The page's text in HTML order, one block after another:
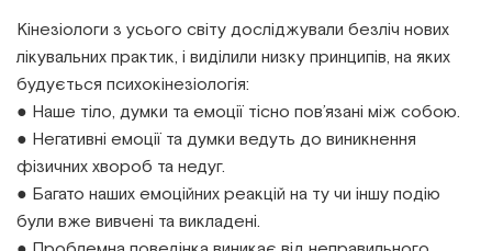
Кінезіологи з усього світу досліджували безліч нових
лікувальних практик, і виділили низку принципів, на яких
будується психокінезіологія:
● Наше тіло, думки та емоції тісно пов’язані між собою.
● Негативні емоції та думки ведуть до виникнення
фізичних хвороб та недуг.
● Багато наших емоційних реакцій на ту чи іншу подію
були вже вивчені та викладені.